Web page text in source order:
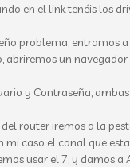
en el link tenéis los
problema,
un
y Contraseña,
router iremos a la
mi caso el canal que
usar el 7, y damos a